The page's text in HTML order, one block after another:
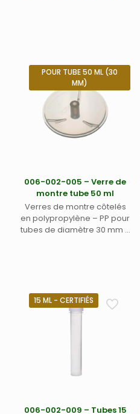
POUR TUBE 50 ML (30
MM)
006-002-005 – Verre de
montre tube 50 ml
Verres de montre côtelés
en polypropylène – PP pour
tubes de diamètre 30 mm –
15 ML - CERTIFIÉS
006-002-009 – Tubes 15